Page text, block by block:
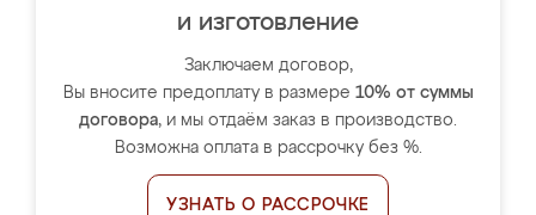
и изготовление
Заключаем договор,
Вы вносите предоплату в размере 10% от суммы
договора, и мы отдаём заказ в производство.
Возможна оплата в рассрочку без %.
УЗНАТЬ О РАССРОЧКЕ